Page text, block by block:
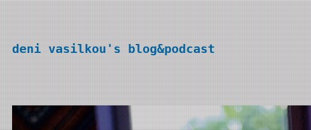
Перейти
к
содержимому
deni vasilkou's blog&podcast